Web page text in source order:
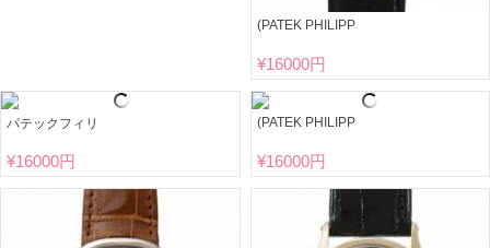
(PATEK PHILIPP
¥16000円
パテックフィリ
¥16000円
(PATEK PHILIPP
¥16000円